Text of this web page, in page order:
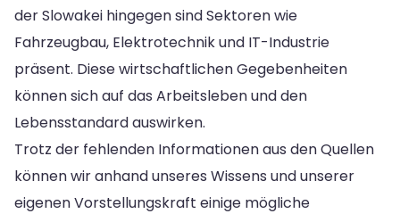
der Slowakei hingegen sind Sektoren wie
Fahrzeugbau, Elektrotechnik und IT-Industrie
präsent. Diese wirtschaftlichen Gegebenheiten
können sich auf das Arbeitsleben und den
Lebensstandard auswirken.
Trotz der fehlenden Informationen aus den Quellen
können wir anhand unseres Wissens und unserer
eigenen Vorstellungskraft einige mögliche